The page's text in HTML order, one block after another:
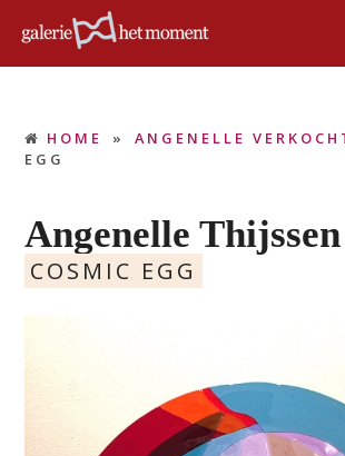
HOME » ANGENELLE
EGG
Angenelle Thijssen
COSMIC EGG